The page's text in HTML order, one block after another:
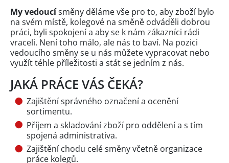
My vedoucísměny děláme vše pro to, aby zboží bylo
na svém místě, kolegové na směně odváděli dobrou
práci, byli spokojení a aby se k nám zákazníci rádi
vraceli. Není toho málo, ale nás to baví. Na pozici
vedoucího směny se u nás můžete vypracovat nebo
využít téhle příležitosti a stát se jedním z nás.
JAKÁ PRÁCE VÁS ČEKÁ?
Zajištění správného označení a ocenění
sortimentu.
Příjem a skladování zboží pro oddělení a s tím
spojená administrativa.
Zajištění chodu celé směny včetně organizace
práce kolegů.